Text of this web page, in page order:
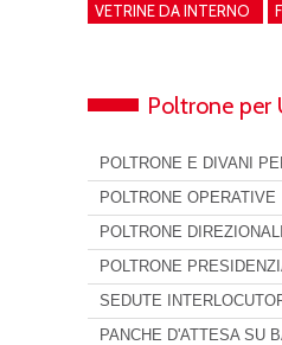
VETRINE DA INTERNO
Poltrone per
POLTRONE E DIVANI
POLTRONE OPERATIVE
POLTRONE DIREZIONALI
POLTRONE
SEDUTE
PANCHE D'ATTESA SU